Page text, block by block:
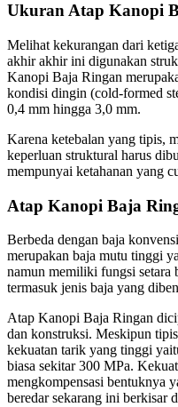
Ukuran Atap Kanopi
Melihat kekurangan dari
akhir akhir ini digunakan
Kanopi Baja Ringan
kondisi dingin (cold-formed
0,4 mm hingga 3,0 mm.
Karena ketebalan yang tipis,
keperluan struktural harus
mempunyai ketahanan yang
Atap Kanopi Baja
Berbeda dengan baja
merupakan baja mutu tinggi
namun memiliki fungsi
termasuk jenis baja yang
Atap Kanopi Baja Ringan
dan konstruksi. Meskipun
kekuatan tarik yang tinggi
biasa sekitar 300 MPa.
mengkompensasi bentuknya
beredar sekarang ini berkisar